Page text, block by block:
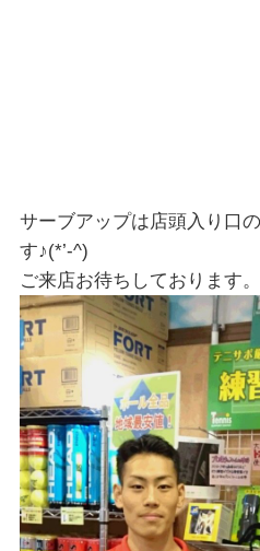
サーブアップは店頭入り口
す♪(*’-^)
ご来店お待ちしております。